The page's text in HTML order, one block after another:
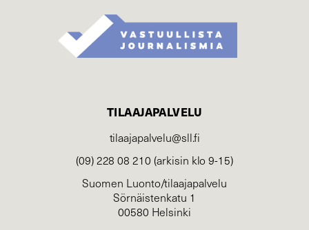
TILAAJAPALVELU
tilaajapalvelu@sll.fi
(09) 228 08 210 (arkisin klo 9-15)
Suomen Luonto/tilaajapalvelu
Sörnäistenkatu 1
00580 Helsinki